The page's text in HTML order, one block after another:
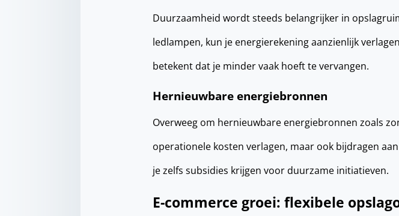
Duurzaamheid wordt steeds belangrijker in
ledlampen, kun je energierekening aanzienlijk
betekent dat je minder vaak hoeft te vervangen.
Hernieuwbare energiebronnen
Overweeg om hernieuwbare energiebronnen zoals
operationele kosten verlagen, maar ook bijdragen
je zelfs subsidies krijgen voor duurzame initiatieven.
E-commerce groei: flexibele